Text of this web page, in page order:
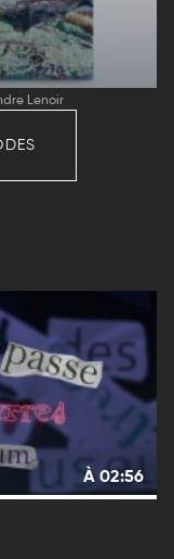
Lenoir
À 02:56